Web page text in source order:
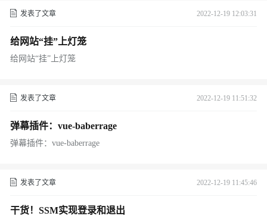
发表了文章 2022-12-19 12:03:31
给网站“挂”上灯笼
给网站“挂”上灯笼
发表了文章 2022-12-19 11:51:32
弹幕插件：vue-baberrage
弹幕插件：vue-baberrage
发表了文章 2022-12-19 11:45:46
干货！SSM实现登录和退出